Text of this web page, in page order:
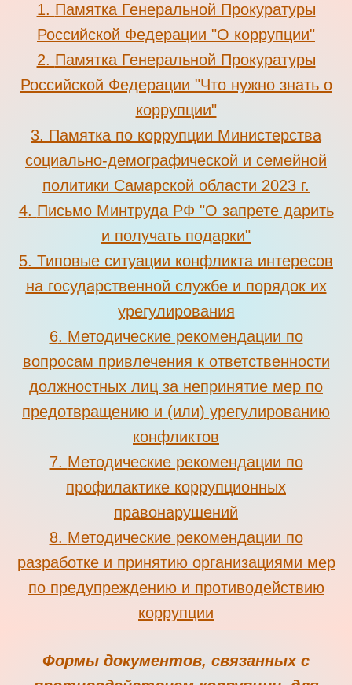
1. Памятка Генеральной Прокуратуры
Российской Федерации "О коррупции"
2. Памятка Генеральной Прокуратуры
Российской Федерации "Что нужно знать о
коррупции"
3. Памятка по коррупции Министерства
социально-демографической и семейной
политики Самарской области 2023 г.
4. Письмо Минтруда РФ "О запрете дарить
и получать подарки"
5. Типовые ситуации конфликта интересов
на государственной службе и порядок их
урегулирования
6. Методические рекомендации по
вопросам привлечения к ответственности
должностных лиц за непринятие мер по
предотвращению и (или) урегулированию
конфликтов
7. Методические рекомендации по
профилактике коррупционных
правонарушений
8. Методические рекомендации по
разработке и принятию организациями мер
по предупреждению и противодействию
коррупции
Формы документов, связанных с